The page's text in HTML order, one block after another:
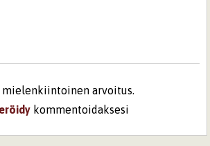
mielenkiintoinen arvoitus.
kommentoidaksesi